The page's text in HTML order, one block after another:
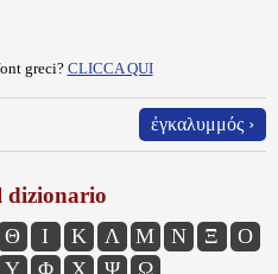
greci? CLICCA QUI
ἐγκαλυμμός ›
dizionario
Θ Ι Κ Λ Μ Ν Ξ
Ο